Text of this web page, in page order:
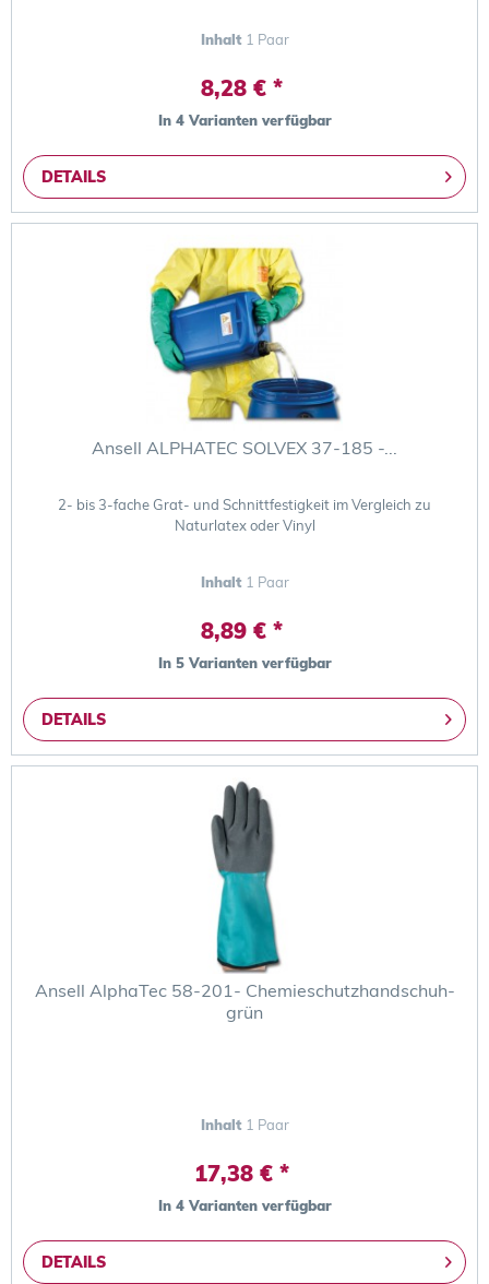
Inhalt 1 Paar
8,28 € *
In 4 Varianten verfügbar
DETAILS
Ansell ALPHATEC SOLVEX 37-185 -...
2- bis 3-fache Grat- und Schnittfestigkeit im Vergleich zu
Naturlatex oder Vinyl
Inhalt 1 Paar
8,89 € *
In 5 Varianten verfügbar
DETAILS
Ansell AlphaTec 58-201- Chemieschutzhandschuh-
grün
Inhalt 1 Paar
17,38 € *
In 4 Varianten verfügbar
DETAILS